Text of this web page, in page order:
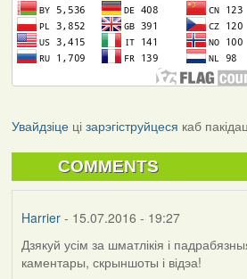
Увайдзіцеці зарэгіструйцеся каб
COMMENTS
Harrier- 15.07.2016 - 19:27
Дзякуй усім за шматлікія і
каментары, скрыншоты і відэа!